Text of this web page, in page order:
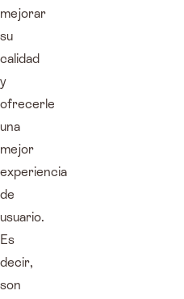
mejorar
su
calidad
y
ofrecerle
una
mejor
experiencia
de
usuario.
Es
decir,
son